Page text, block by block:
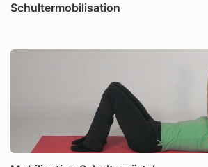
Schultermobilisation